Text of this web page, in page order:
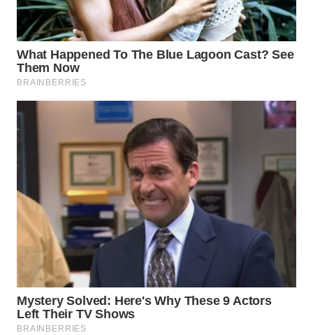
PURWAKARTA
WN
PRIANGAN
TIMUR
WN
BOROBUDUR
WN
MADURA
WN
SURABAYA